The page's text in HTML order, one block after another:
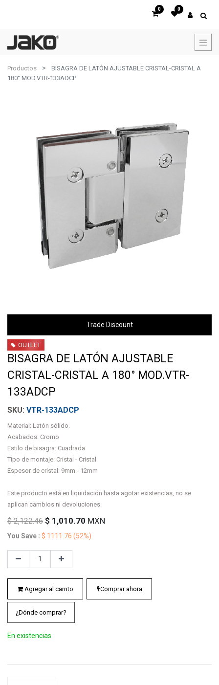
0 0
Productos
BISAGRA DE LATÓN AJUSTABLE CRISTAL-CRISTAL A
180° MOD.VTR-133ADCP
Trade Discount
OUTLET
BISAGRA DE LATÓN AJUSTABLE
CRISTAL-CRISTAL A 180° MOD.VTR-
133ADCP
VTR-133ADCP
Material: Latón sólido.
Acabados: Cromo
Estilo de bisagra: Cuadrada
Tipo de montaje: Cristal - Cristal
Espesor de cristal: 9mm - 12mm
Este producto está en liquidación hasta agotar existencias, no se
aplican cambios ni devoluciones.
$2,122.46 $ 1,010.70 MXN
You Save : $ 1111.76 (52%)
Agregar al carrito Comprar ahora
¿Dónde comprar?
En existencias